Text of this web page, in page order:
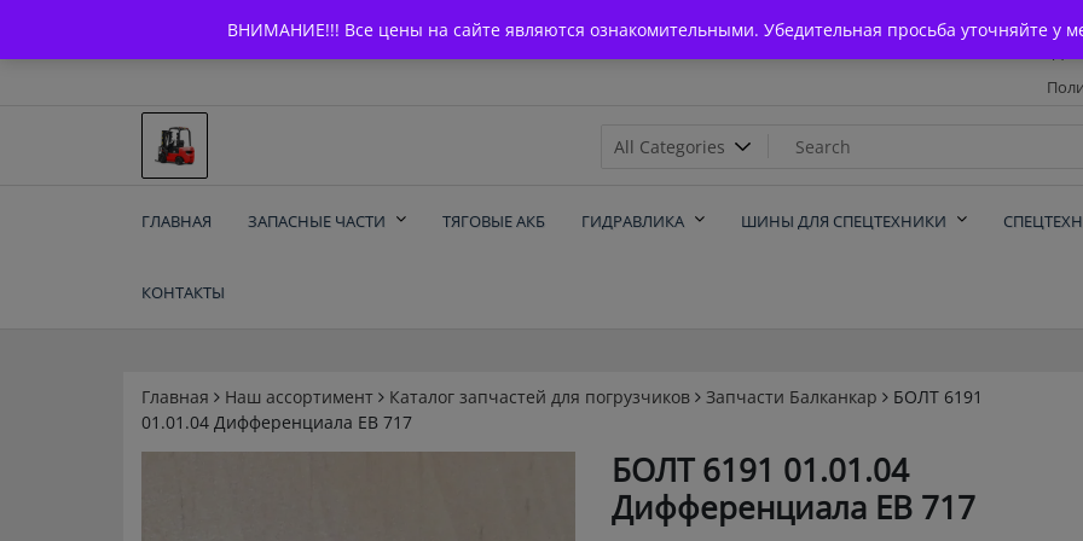
ВНИМАНИЕ!!! Все цены на сайте являются ознакомительными. Убедительная просьба уточняйте у
content
Запчасти для вилочых
ГЛАВНАЯ ЗАПАСНЫЕ ЧАСТИ ТЯГОВЫЕ АКБ ГИДРАВЛИКА ШИНЫ ДЛЯ СПЕЦТЕХНИКИ
КОНТАКТЫ
Главная Наш ассортимент Каталог запчастей для погрузчиков Запчасти Балканкар
БОЛТ 6191
01.01.04 Дифференциала ЕВ 717
БОЛТ 6191 01.01.04
Дифференциала ЕВ 717